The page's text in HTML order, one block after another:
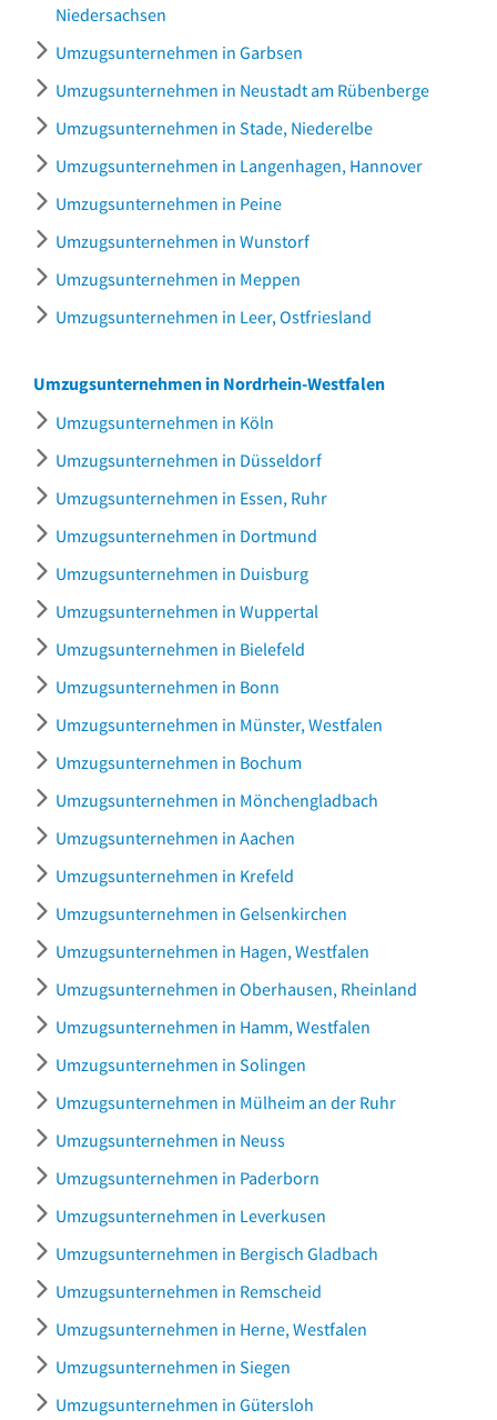
Niedersachsen
Umzugsunternehmen in Garbsen
Umzugsunternehmen in Neustadt am Rübenberge
Umzugsunternehmen in Stade, Niederelbe
Umzugsunternehmen in Langenhagen, Hannover
Umzugsunternehmen in Peine
Umzugsunternehmen in Wunstorf
Umzugsunternehmen in Meppen
Umzugsunternehmen in Leer, Ostfriesland
Umzugsunternehmen in Nordrhein-Westfalen
Umzugsunternehmen in Köln
Umzugsunternehmen in Düsseldorf
Umzugsunternehmen in Essen, Ruhr
Umzugsunternehmen in Dortmund
Umzugsunternehmen in Duisburg
Umzugsunternehmen in Wuppertal
Umzugsunternehmen in Bielefeld
Umzugsunternehmen in Bonn
Umzugsunternehmen in Münster, Westfalen
Umzugsunternehmen in Bochum
Umzugsunternehmen in Mönchengladbach
Umzugsunternehmen in Aachen
Umzugsunternehmen in Krefeld
Umzugsunternehmen in Gelsenkirchen
Umzugsunternehmen in Hagen, Westfalen
Umzugsunternehmen in Oberhausen, Rheinland
Umzugsunternehmen in Hamm, Westfalen
Umzugsunternehmen in Solingen
Umzugsunternehmen in Mülheim an der Ruhr
Umzugsunternehmen in Neuss
Umzugsunternehmen in Paderborn
Umzugsunternehmen in Leverkusen
Umzugsunternehmen in Bergisch Gladbach
Umzugsunternehmen in Remscheid
Umzugsunternehmen in Herne, Westfalen
Umzugsunternehmen in Siegen
Umzugsunternehmen in Gütersloh